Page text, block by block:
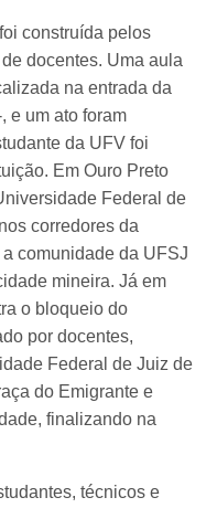
construída pelos
docentes. Uma aula
na entrada da
e um ato foram
da UFV foi
Em Ouro Preto
Federal de
corredores da
comunidade da UFSJ
mineira. Já em
o bloqueio do
por docentes,
Federal de Juiz de
do Emigrante e
finalizando na
técnicos e